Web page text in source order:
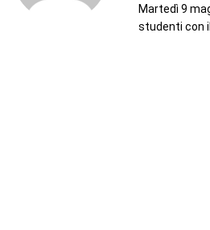
Martedì 9
studenti con il